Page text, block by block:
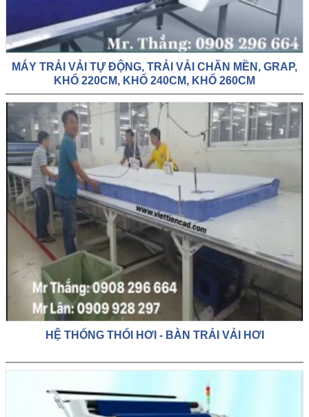
MÁY TRẢI VẢI TỰ ĐỘNG, TRẢI VẢI CHĂN MỀN, GRAP,
KHỔ 220CM, KHỔ 240CM, KHỔ 260CM
HỆ THỐNG THỔI HƠI - BÀN TRẢI VẢI HƠI